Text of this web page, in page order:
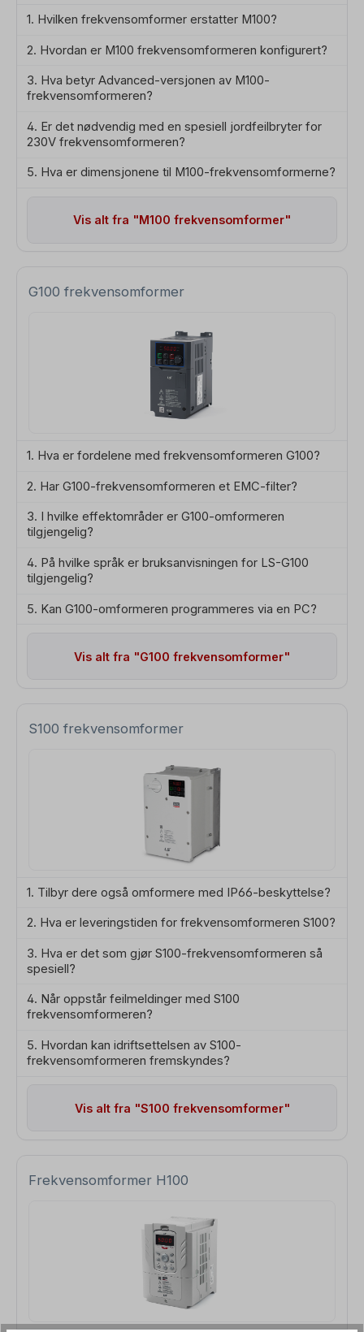
1. Hvilken frekvensomformer erstatter M100?
2. Hvordan er M100 frekvensomformeren konfigurert?
3. Hva betyr Advanced-versjonen av M100-
frekvensomformeren?
4. Er det nødvendig med en spesiell jordfeilbryter for
230V frekvensomformeren?
5. Hva er dimensjonene til M100-frekvensomformerne?
Vis alt fra "M100 frekvensomformer"
G100 frekvensomformer
1. Hva er fordelene med frekvensomformeren G100?
2. Har G100-frekvensomformeren et EMC-filter?
3. I hvilke effektområder er G100-omformeren
tilgjengelig?
4. På hvilke språk er bruksanvisningen for LS-G100
tilgjengelig?
5. Kan G100-omformeren programmeres via en PC?
Vis alt fra "G100 frekvensomformer"
S100 frekvensomformer
1. Tilbyr dere også omformere med IP66-beskyttelse?
2. Hva er leveringstiden for frekvensomformeren S100?
3. Hva er det som gjør S100-frekvensomformeren så
spesiell?
4. Når oppstår feilmeldinger med S100
frekvensomformeren?
5. Hvordan kan idriftsettelsen av S100-
frekvensomformeren fremskyndes?
Vis alt fra "S100 frekvensomformer"
Frekvensomformer H100